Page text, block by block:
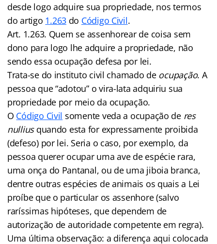
desde logo adquire sua propriedade, nos termos
do artigo 1.263do Código Civil.
Art. 1.263. Quem se assenhorear de coisa sem
dono para logo lhe adquire a propriedade, não
sendo essa ocupação defesa por lei.
Trata-se do instituto civil chamado de ocupação. A
pessoa que “adotou” o vira-lata adquiriu sua
propriedade por meio da ocupação.
O Código Civil somente veda a ocupação de res
nullius quando esta for expressamente proibida
(defeso) por lei. Seria o caso, por exemplo, da
pessoa querer ocupar uma ave de espécie rara,
uma onça do Pantanal, ou de uma jiboia branca,
dentre outras espécies de animais os quais a Lei
proíbe que o particular os assenhore (salvo
raríssimas hipóteses, que dependem de
autorização de autoridade competente em regra).
Uma última observação: a diferença aqui colocada